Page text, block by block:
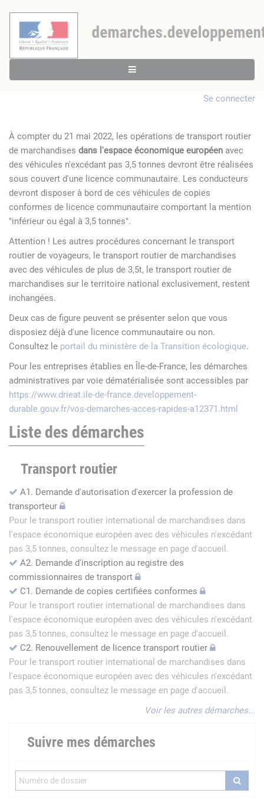
Se connecter
À compter du 21 mai 2022, les opérations de transport routier
de marchandises dans l'espace économique européen avec
des véhicules n'excédant pas 3,5 tonnes devront être réalisées
sous couvert d'une licence communautaire. Les conducteurs
devront disposer à bord de ces véhicules de copies
conformes de licence communautaire comportant la mention
"inférieur ou égal à 3,5 tonnes".
Attention ! Les autres procédures concernant le transport
routier de voyageurs, le transport routier de marchandises
avec des véhicules de plus de 3,5t, le transport routier de
marchandises sur le territoire national exclusivement, restent
inchangées.
Deux cas de figure peuvent se présenter selon que vous
disposiez déjà d'une licence communautaire ou non.
Consultez le portail du ministère de la Transition écologique.
Pour les entreprises établies en Île-de-France, les démarches
administratives par voie dématérialisée sont accessibles par
https://www.drieat.ile-de-france.developpement-
durable.gouv.fr/vos-demarches-acces-rapides-a12371.html
Liste des démarches
Transport routier
A1. Demande d'autorisation d'exercer la profession de
transporteur
Pour le transport routier international de marchandises dans
l'espace économique européen avec des véhicules n'excédant
pas 3,5 tonnes, consultez le message en page d'accueil.
A2. Demande d'inscription au registre des
commissionnaires de transport
C1. Demande de copies certifiées conformes
Pour le transport routier international de marchandises dans
l'espace économique européen avec des véhicules n'excédant
pas 3,5 tonnes, consultez le message en page d'accueil.
C2. Renouvellement de licence transport routier
Pour le transport routier international de marchandises dans
l'espace économique européen avec des véhicules n'excédant
pas 3,5 tonnes, consultez le message en page d'accueil.
Voir les autres démarches...
Suivre mes démarches